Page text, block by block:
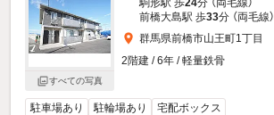
すべての写真
前橋大島駅 歩33分 （両毛線）
群馬県前橋市山王町1丁目
2階建 / 6年 / 軽量鉄骨
駐車場あり 駐輪場あり 宅配ボックス